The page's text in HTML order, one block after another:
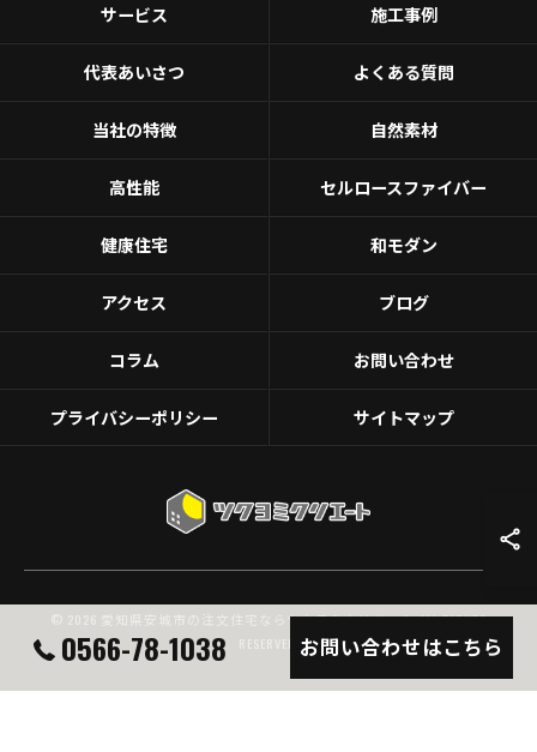
0566-78-1038 お問い合わせはこちら
サービス 施工事例
代表あいさつ よくある質問
当社の特徴 自然素材
高性能 セルロースファイバー
健康住宅 和モダン
アクセス ブログ
コラム お問い合わせ
プライバシーポリシー サイトマップ
© 2026 愛知県安城市の注文住宅ならツクヨミクリエート ALL RIGHTS